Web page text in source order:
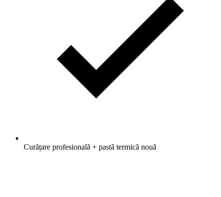
Curățare profesională + pastă termică nouă